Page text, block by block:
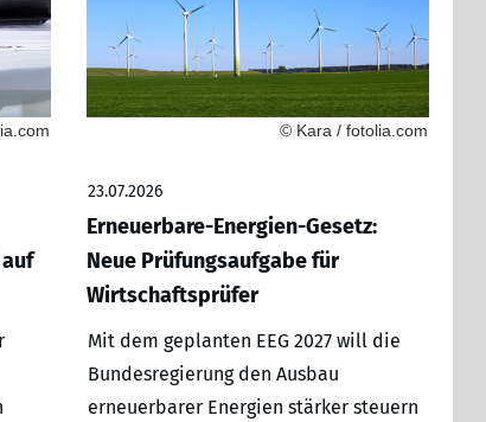
© Kara / fotolia.com
23.07.2026
Erneuerbare-Energien-Gesetz:
Neue Prüfungsaufgabe für
Wirtschaftsprüfer
Mit dem geplanten EEG 2027 will die
Bundesregierung den Ausbau
erneuerbarer Energien stärker steuern